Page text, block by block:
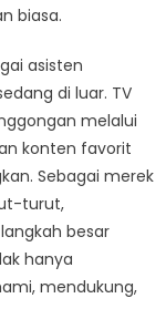
biasa.
asisten
di luar. TV
melalui
konten favorit
Sebagai merek
turut,
besar
hanya
mendukung,